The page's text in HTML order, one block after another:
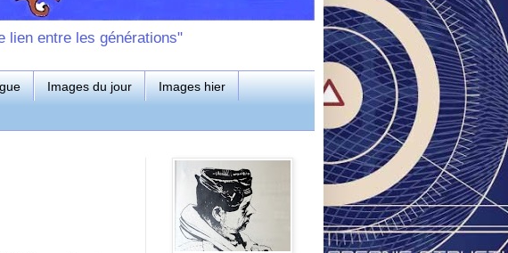
lien entre les générations"
Images du jour Images hier